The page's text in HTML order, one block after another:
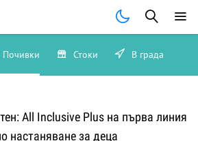
Почивки Стоки В града
All Inclusive Plus на първа линия
настаняване за деца